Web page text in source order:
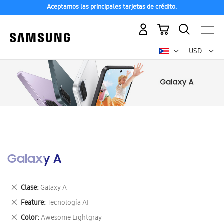
Aceptamos las principales tarjetas de crédito.
USD -
dólar
Mi carrito
Galaxy A
Clase Galaxy A
Eliminar
este
artículo
Feature Tecnología AI
Eliminar
este
Color Awesome Lightgray
Eliminar